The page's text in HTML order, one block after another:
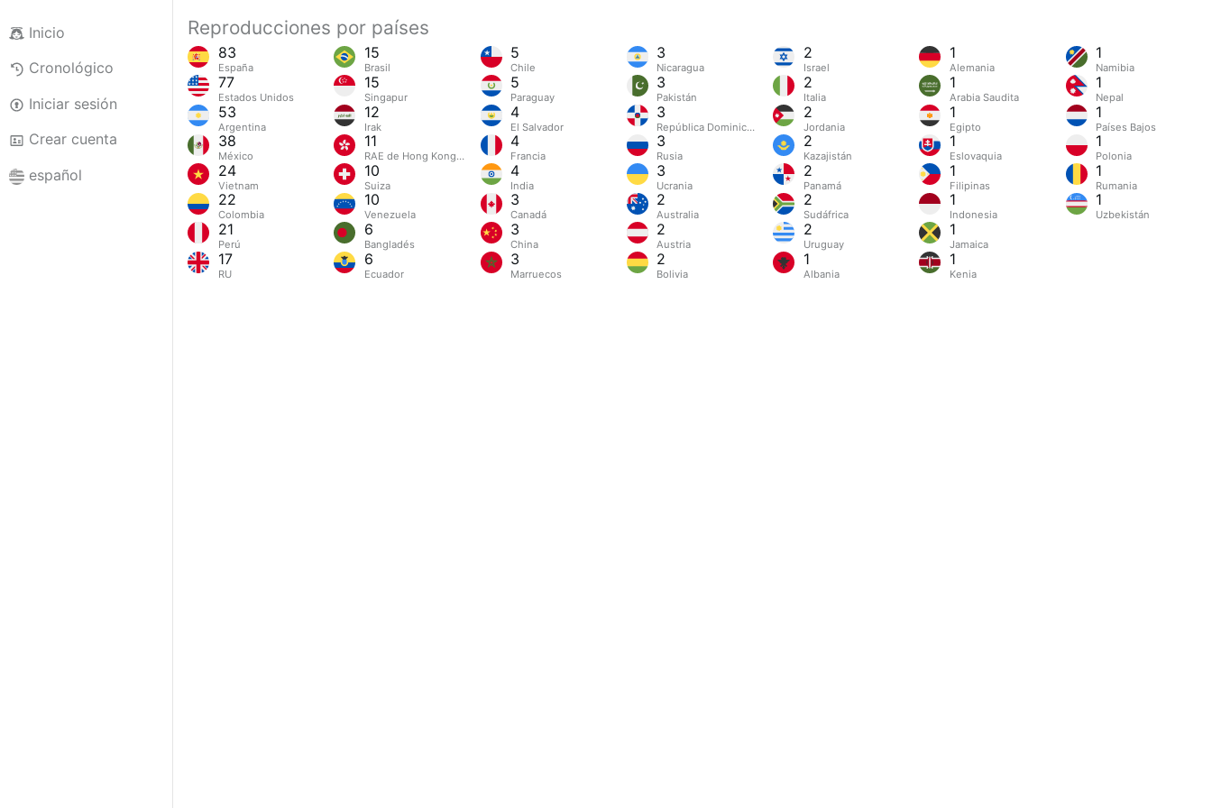
Inicio
Cronológico
Iniciar sesión
Crear cuenta
español
Reproducciones por países
83
España
77
Estados Unidos
53
Argentina
38
México
24
Vietnam
22
Colombia
21
Perú
17
RU
15
Brasil
15
Singapur
12
Irak
11
RAE de Hong Kong (China)
10
Suiza
10
Venezuela
6
Bangladés
6
Ecuador
5
Chile
5
Paraguay
4
El Salvador
4
Francia
4
India
3
Canadá
3
China
3
Marruecos
3
Nicaragua
3
Pakistán
3
República Dominicana
3
Rusia
3
Ucrania
2
Australia
2
Austria
2
Bolivia
2
Israel
2
Italia
2
Jordania
2
Kazajistán
2
Panamá
2
Sudáfrica
2
Uruguay
1
Albania
1
Alemania
1
Arabia Saudita
1
Egipto
1
Eslovaquia
1
Filipinas
1
Indonesia
1
Jamaica
1
Kenia
1
Namibia
1
Nepal
1
Países Bajos
1
Polonia
1
Rumania
1
Uzbekistán